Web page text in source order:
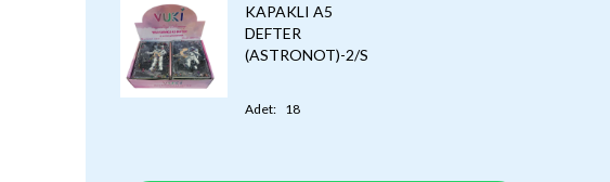
KAPAKLI A5
DEFTER
(ASTRONOT)-2/S
Adet: 18